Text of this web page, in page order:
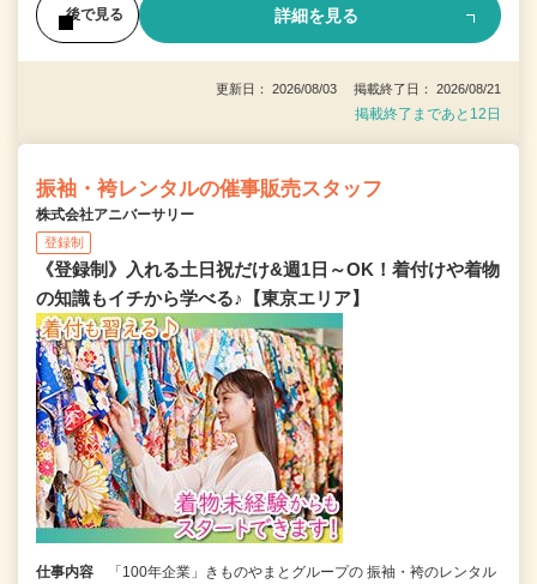
後で見る 詳細を見る
更新日： 2026/08/03 掲載終了日： 2026/08/21
掲載終了まであと12日
振袖・袴レンタルの催事販売スタッフ
株式会社アニバーサリー
登録制
《登録制》入れる土日祝だけ&週1日～OK！着付けや着物
の知識もイチから学べる♪【東京エリア】
仕事内容
「100年企業」きものやまとグループの 振袖・袴のレンタル